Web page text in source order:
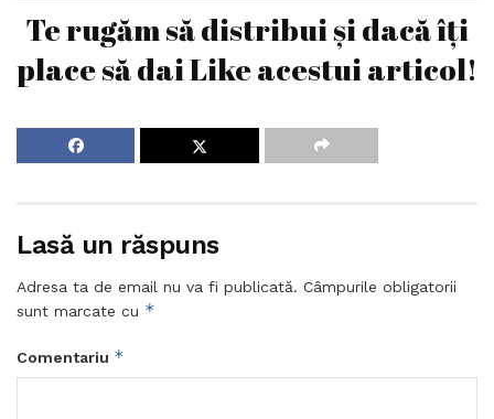
Te rugăm să distribui și dacă îți
place să dai Like acestui articol!
Lasă un răspuns
Adresa ta de email nu va fi publicată. Câmpurile obligatorii
sunt marcate cu *
Comentariu *